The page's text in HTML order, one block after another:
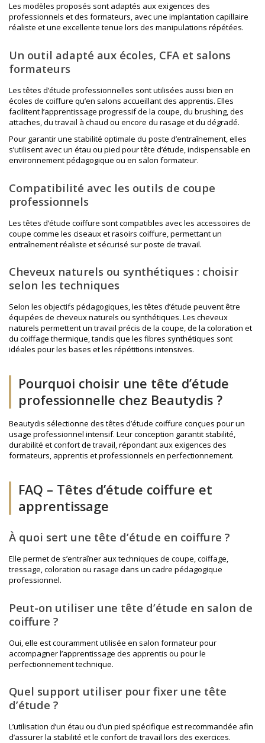
Les modèles proposés sont adaptés aux exigences des
professionnels et des formateurs, avec une implantation capillaire
réaliste et une excellente tenue lors des manipulations répétées.
Un outil adapté aux écoles, CFA et salons
formateurs
Les têtes d’étude professionnelles sont utilisées aussi bien en
écoles de coiffure qu’en salons accueillant des apprentis. Elles
facilitent l’apprentissage progressif de la coupe, du brushing, des
attaches, du travail à chaud ou encore du rasage et du dégradé.
Pour garantir une stabilité optimale du poste d’entraînement, elles
s’utilisent avec un étau ou pied pour tête d’étude, indispensable en
environnement pédagogique ou en salon formateur.
Compatibilité avec les outils de coupe
professionnels
Les têtes d’étude coiffure sont compatibles avec les accessoires de
coupe comme les ciseaux et rasoirs coiffure , permettant un
entraînement réaliste et sécurisé sur poste de travail.
Cheveux naturels ou synthétiques : choisir
selon les techniques
Selon les objectifs pédagogiques, les têtes d’étude peuvent être
équipées de cheveux naturels ou synthétiques. Les cheveux
naturels permettent un travail précis de la coupe, de la coloration et
du coiffage thermique, tandis que les fibres synthétiques sont
idéales pour les bases et les répétitions intensives.
Pourquoi choisir une tête d’étude
professionnelle chez Beautydis ?
Beautydis sélectionne des têtes d’étude coiffure conçues pour un
usage professionnel intensif. Leur conception garantit stabilité,
durabilité et confort de travail, répondant aux exigences des
formateurs, apprentis et professionnels en perfectionnement.
FAQ – Têtes d’étude coiffure et
apprentissage
À quoi sert une tête d’étude en coiffure ?
Elle permet de s’entraîner aux techniques de coupe, coiffage,
tressage, coloration ou rasage dans un cadre pédagogique
professionnel.
Peut-on utiliser une tête d’étude en salon de
coiffure ?
Oui, elle est couramment utilisée en salon formateur pour
accompagner l’apprentissage des apprentis ou pour le
perfectionnement technique.
Quel support utiliser pour fixer une tête
d’étude ?
L’utilisation d’un étau ou d’un pied spécifique est recommandée afin
d’assurer la stabilité et le confort de travail lors des exercices.